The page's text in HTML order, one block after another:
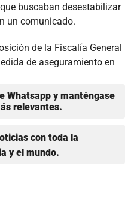
buscaban desestabilizar
un comunicado.
de la Fiscalía General
de aseguramiento en
Whatsapp y manténgase
relevantes.
con toda la
y el mundo.